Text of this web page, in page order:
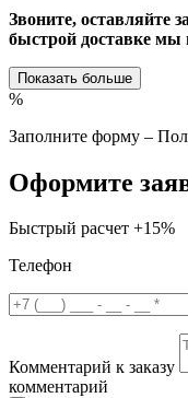
Звоните, оставляйте
быстрой доставке мы
Показать больше
%
Заполните форму –
Оформите
Быстрый расчет +15%
Телефон
Комментарий к заказу
комментарий